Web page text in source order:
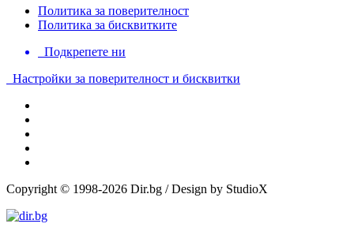
Политика за поверителност
Политика за бисквитките
Подкрепете ни
Настройки за поверителност и бисквитки
Copyright © 1998-2026 Dir.bg / Design by StudioX